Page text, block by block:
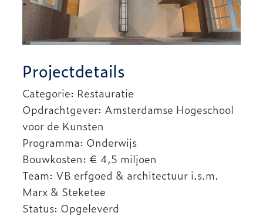
Projectdetails
Categorie: Restauratie
Opdrachtgever: Amsterdamse Hogeschool
voor de Kunsten
Programma: Onderwijs
Bouwkosten: € 4,5 miljoen
Team: VB erfgoed & architectuur i.s.m.
Marx & Steketee
Status: Opgeleverd